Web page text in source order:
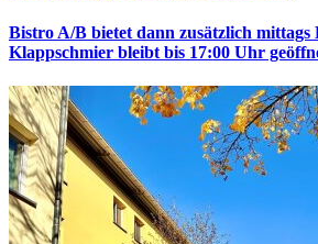
Bistro A/B bietet dann zusätzlich
Klappschmier bleibt bis 17:00 Uhr